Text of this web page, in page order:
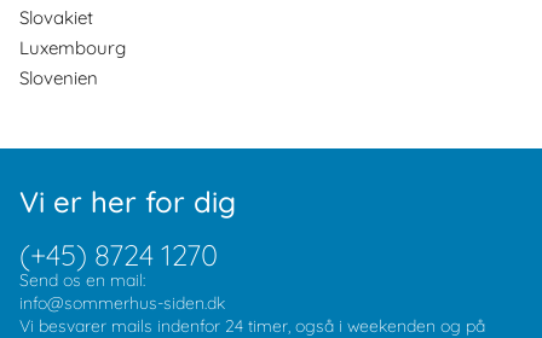
Slovakiet
Luxembourg
Slovenien
Vi er her for dig
(+45) 8724 1270
Send os en mail:
info@sommerhus-siden.dk
Vi besvarer mails indenfor 24 timer, også i weekenden og på